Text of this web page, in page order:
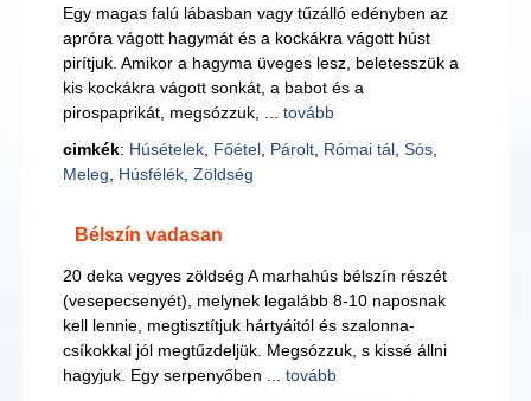
Egy magas falú lábasban vagy tűzálló edényben az
apróra vágott hagymát és a kockákra vágott húst
pirítjuk. Amikor a hagyma üveges lesz, beletesszük a
kis kockákra vágott sonkát, a babot és a
pirospaprikát, megsózzuk, ... tovább
cimkék: Húsételek, Főétel, Párolt, Római tál, Sós,
Meleg
Húsfélék, Zöldség
Bélszín vadasan
20 deka vegyes zöldség A marhahús bélszín részét
(vesepecsenyét), melynek legalább 8-10 naposnak
kell lennie, megtisztítjuk hártyáitól és szalonna-
csíkokkal jól megtűzdeljük. Megsózzuk, s kissé állni
hagyjuk. Egy serpenyőben ... tovább